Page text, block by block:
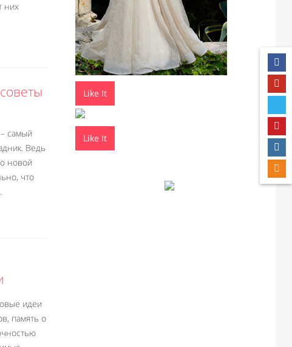
них
самый
Ведь
новой
что
идеи
память о
Like It
Like It